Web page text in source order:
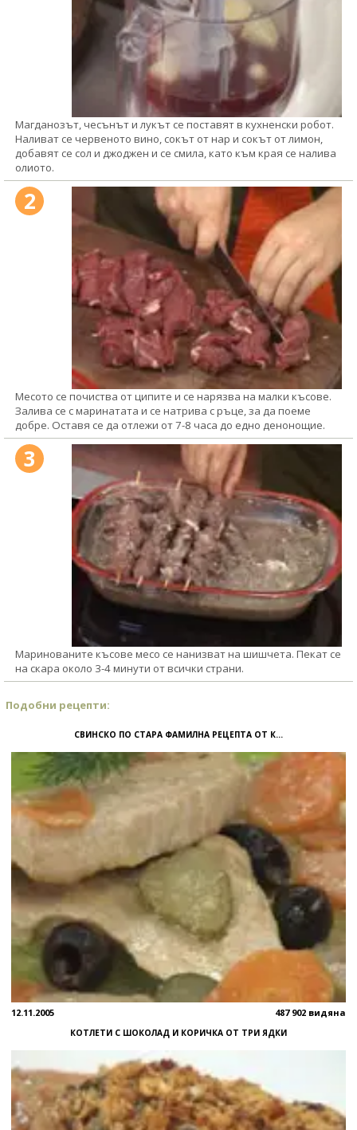
Магданозът, чесънът и лукът се поставят в кухненски робот.
Наливат се червеното вино, сокът от нар и сокът от лимон,
добавят се сол и джоджен и се смила, като към края се налива
олиото.
2
Месото се почиства от ципите и се нарязва на малки късове.
Залива се с маринатата и се натрива с ръце, за да поеме
добре. Оставя се да отлежи от 7-8 часа до едно денонощие.
3
Маринованите късове месо се нанизват на шишчета. Пекат се
на скара около 3-4 минути от всички страни.
Подобни рецепти:
СВИНСКО ПО СТАРА ФАМИЛНА РЕЦЕПТА ОТ К...
12.11.2005 487 902 видяна
КОТЛЕТИ С ШОКОЛАД И КОРИЧКА ОТ ТРИ ЯДКИ